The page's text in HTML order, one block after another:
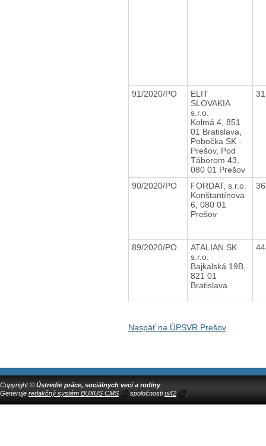
91/2020/PO
ELIT
SLOVAKIA
s.r.o.
Kolmá 4, 851
01 Bratislava,
Pobočka SK -
Prešov, Pod
Táborom 43,
080 01 Prešov
90/2020/PO
FORDAT, s.r.o.
Konštantínova
6, 080 01
Prešov
89/2020/PO
ATALIAN SK
s.r.o.
Bajkalská 19B,
821 01
Bratislava
Naspäť na ÚPSVR Prešov
Copyright © Ústredie práce, sociálnych vecí a rodiny
Generuje redakčný systém BUXUS CMS spoločnostiui42